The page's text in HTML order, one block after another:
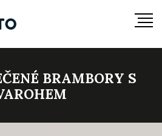
BRAMBORY S